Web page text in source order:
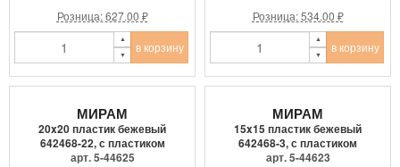
Розница: 627.00 ₽
в корзину
Розница: 534.00 ₽
в корзину
МИРАМ
20x20 пластик бежевый
642468-22, с пластиком
арт. 5-44625
МИРАМ
15x15 пластик бежевый
642468-3, с пластиком
арт. 5-44623